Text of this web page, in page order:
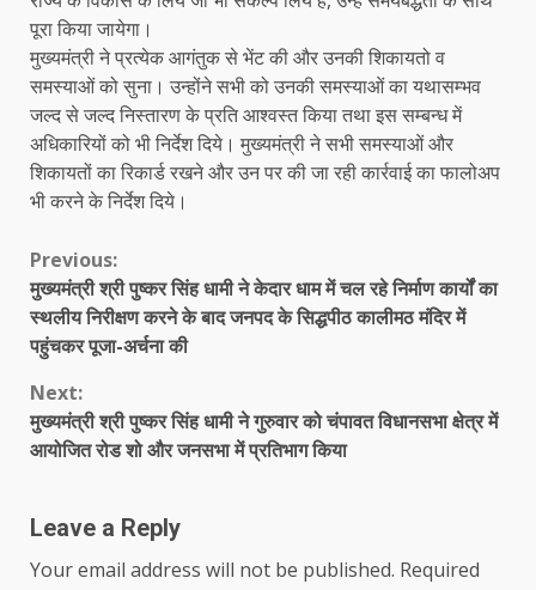
पूरा किया जायेगा।
मुख्यमंत्री ने प्रत्येक आगंतुक से भेंट की और उनकी शिकायतो व
समस्याओं को सुना। उन्होंने सभी को उनकी समस्याओं का यथासम्भव
जल्द से जल्द निस्तारण के प्रति आश्वस्त किया तथा इस सम्बन्ध में
अधिकारियों को भी निर्देश दिये। मुख्यमंत्री ने सभी समस्याओं और
शिकायतों का रिकार्ड रखने और उन पर की जा रही कार्रवाई का फालोअप
भी करने के निर्देश दिये।
Continue
Reading
Previous:
मुख्यमंत्री श्री पुष्कर सिंह धामी ने केदार धाम में चल रहे निर्माण कार्यों का
स्थलीय निरीक्षण करने के बाद जनपद के सिद्धपीठ कालीमठ मंदिर में
पहुंचकर पूजा-अर्चना की
Next:
मुख्यमंत्री श्री पुष्कर सिंह धामी ने गुरुवार को चंपावत विधानसभा क्षेत्र में
आयोजित रोड शो और जनसभा में प्रतिभाग किया
Leave a Reply
Your email address will not be published. Required